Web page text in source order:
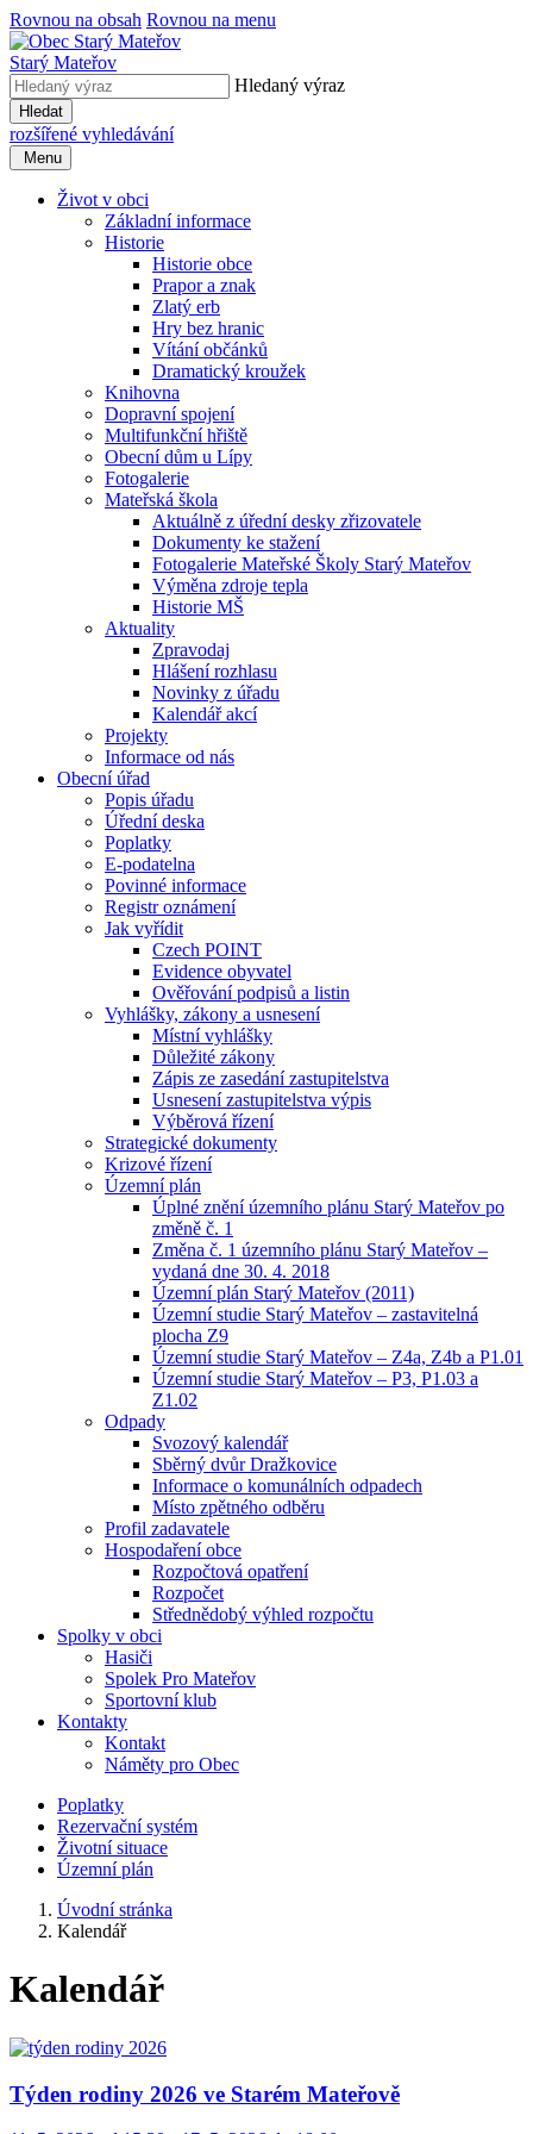
Rovnou na obsah Rovnou na menu
Starý Mateřov
Hledaný výraz
Hledat
rozšířené vyhledávání
Menu
Život v obci
Základní informace
Historie
Historie obce
Prapor a znak
Zlatý erb
Hry bez hranic
Vítání občánků
Dramatický kroužek
Knihovna
Dopravní spojení
Multifunkční hřiště
Obecní dům u Lípy
Fotogalerie
Mateřská škola
Aktuálně z úřední desky zřizovatele
Dokumenty ke stažení
Fotogalerie Mateřské Školy Starý Mateřov
Výměna zdroje tepla
Historie MŠ
Aktuality
Zpravodaj
Hlášení rozhlasu
Novinky z úřadu
Kalendář akcí
Projekty
Informace od nás
Obecní úřad
Popis úřadu
Úřední deska
Poplatky
E-podatelna
Povinné informace
Registr oznámení
Jak vyřídit
Czech POINT
Evidence obyvatel
Ověřování podpisů a listin
Vyhlášky, zákony a usnesení
Místní vyhlášky
Důležité zákony
Zápis ze zasedání zastupitelstva
Usnesení zastupitelstva výpis
Výběrová řízení
Strategické dokumenty
Krizové řízení
Územní plán
Úplné znění územního plánu Starý Mateřov po
změně č. 1
Změna č. 1 územního plánu Starý Mateřov –
vydaná dne 30. 4. 2018
Územní plán Starý Mateřov (2011)
Územní studie Starý Mateřov – zastavitelná
plocha Z9
Územní studie Starý Mateřov – Z4a, Z4b a P1.01
Územní studie Starý Mateřov – P3, P1.03 a
Z1.02
Odpady
Svozový kalendář
Sběrný dvůr Dražkovice
Informace o komunálních odpadech
Místo zpětného odběru
Profil zadavatele
Hospodaření obce
Rozpočtová opatření
Rozpočet
Střednědobý výhled rozpočtu
Spolky v obci
Hasiči
Spolek Pro Mateřov
Sportovní klub
Kontakty
Kontakt
Náměty pro Obec
Poplatky
Rezervační systém
Životní situace
Územní plán
Úvodní stránka
Kalendář
Kalendář
Týden rodiny 2026 ve Starém Mateřově